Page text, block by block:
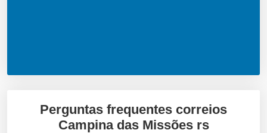
Perguntas frequentes correios
Campina das Missões rs